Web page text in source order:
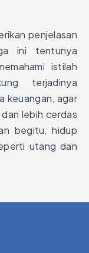
penjelasan
ini tentunya
istilah
terjadinya
keuangan, agar
lebih cerdas
begitu, hidup
utang dan